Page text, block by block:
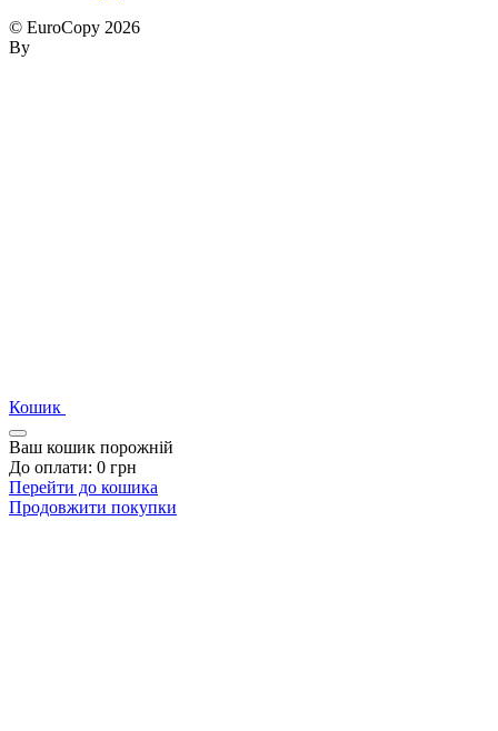
© EuroCopy 2026
By
Кошик
Ваш кошик порожній
До оплати: 0 грн
Перейти до кошика
Продовжити покупки